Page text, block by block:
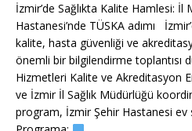
İzmir’de Sağlıkta Kalite Hamlesi: İl
Hastanesi’nde TÜSKA adımı
kalite, hasta güvenliği ve
önemli bir bilgilendirme toplantısı
Hizmetleri Kalite ve Akreditasyon
ve İzmir İl Sağlık Müdürlüğü
program, İzmir Şehir Hastanesi ev